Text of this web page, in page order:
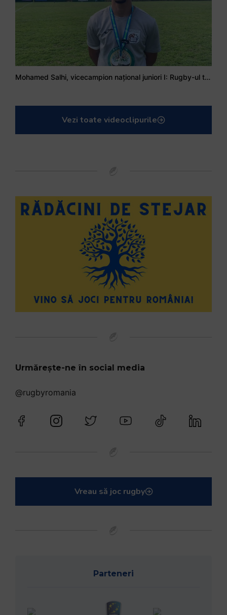
Mohamed Salhi, vicecampion național juniori I: Rugby-ul te învață să accepți și înfrângerile
Vezi toate videoclipurile
Urmărește-ne în social media
@rugbyromania
Vreau să joc rugby
Parteneri